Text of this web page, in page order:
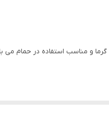
گرما و مناسب استفاده در حمام